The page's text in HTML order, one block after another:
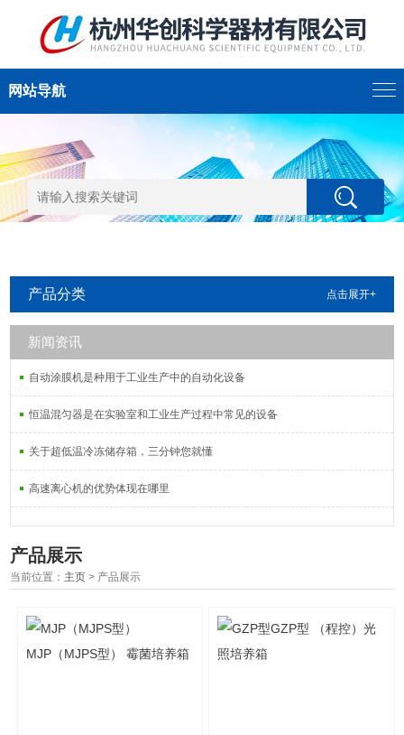
网站导航
产品分类 点击展开+
新闻资讯
自动涂膜机是种用于工业生产中的自动化设备
恒温混匀器是在实验室和工业生产过程中常见的设备
关于超低温冷冻储存箱，三分钟您就懂
高速离心机的优势体现在哪里
产品展示
当前位置： 主页 > 产品展示